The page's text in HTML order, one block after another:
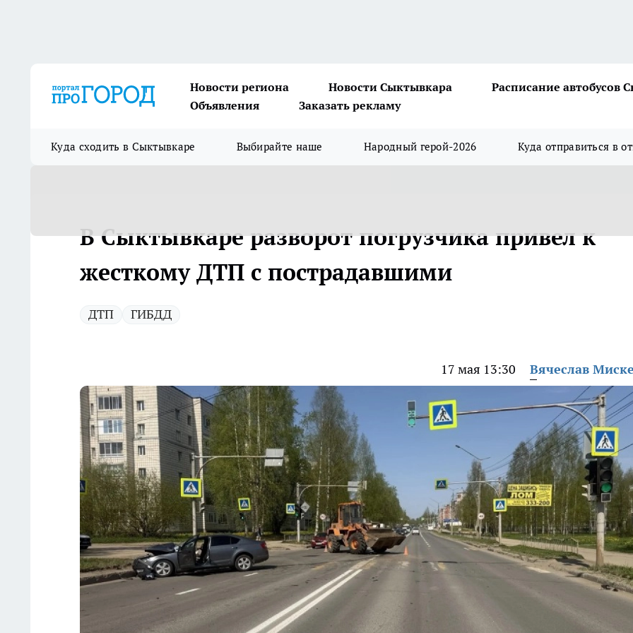
Новости региона Новости Сыктывкара
Расписание автобусов
Объявления
Заказать рекламу
Куда сходить в Сыктывкаре Выбирайте наше Народный герой-2026 Куда отправиться в
В Сыктывкаре разворот погрузчика привел к
жесткому ДТП с пострадавшими
ДТП ГИБДД
17 мая 13:30 Вячеслав